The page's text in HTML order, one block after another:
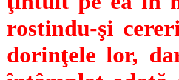
rostindu-şi
dorinţele lor,